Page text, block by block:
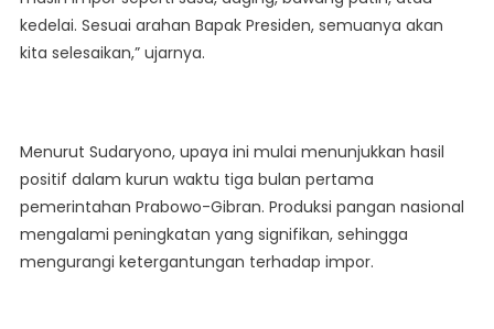
kedelai. Sesuai arahan Bapak Presiden, semuanya akan
kita selesaikan,” ujarnya.
Menurut Sudaryono, upaya ini mulai menunjukkan hasil
positif dalam kurun waktu tiga bulan pertama
pemerintahan Prabowo-Gibran. Produksi pangan nasional
mengalami peningkatan yang signifikan, sehingga
mengurangi ketergantungan terhadap impor.